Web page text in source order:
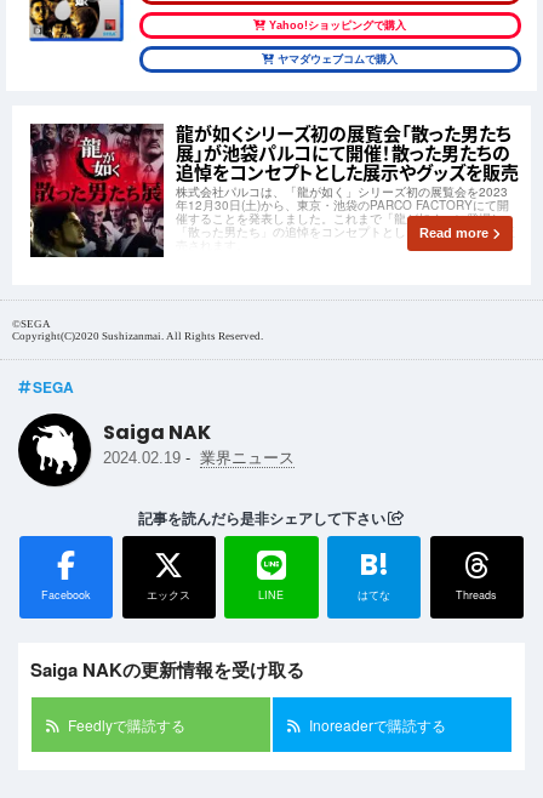
Yahoo!ショッピングで購入
ヤマダウェブコムで購入
龍が如くシリーズ初の展覧会「散った男たち
展」が池袋パルコにて開催！散った男たちの
追悼をコンセプトとした展示やグッズを販売
株式会社パルコは、「龍が如く」シリーズ初の展覧会を2023
年12月30日(土)から、東京・池袋のPARCO FACTORYにて開
催することを発表しました。これまで「龍が如く」に登場し
「散った男たち」の追悼をコンセプトとした展示やグッズが販
Read more
©SEGA
Copyright(C)2020 Sushizanmai. All Rights Reserved.
SEGA
Saiga NAK
2024.02.19 - 業界ニュース
記事を読んだら是非シェアして下さい
Facebook エックス LINE
B!
はてな Threads
Saiga NAKの更新情報を受け取る
Feedlyで購読する Inoreaderで購読する